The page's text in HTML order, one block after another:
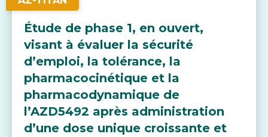
Étude de phase 1, en ouvert,
visant à évaluer la sécurité
d’emploi, la tolérance, la
pharmacocinétique et la
pharmacodynamique de
l’AZD5492 après administration
d’une dose unique croissante et